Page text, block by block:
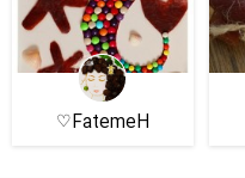
FatemeH♡